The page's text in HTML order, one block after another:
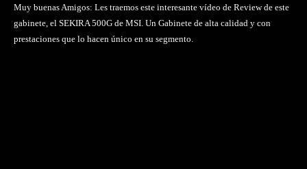
Muy buenas Amigos: Les traemos este interesante vídeo de Review de este
gabinete, el SEKIRA 500G de MSI. Un Gabinete de alta calidad y con
prestaciones que lo hacen único en su segmento.